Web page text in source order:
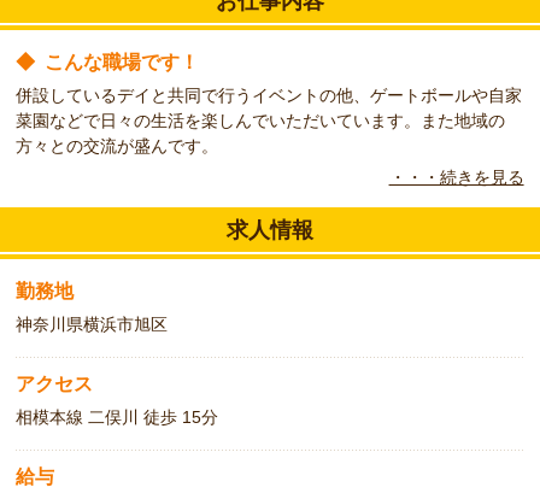
◆ こんな職場です！
併設しているデイと共同で行うイベントの他、ゲートボールや自家
菜園などで日々の生活を楽しんでいただいています。また地域の
方々との交流が盛んです。
フルタイム勤務可能な方歓迎！パートの方でも相談可です！ご希望
の勤務時間や日数をご相談ください。
・・・続きを見る
求人情報
勤務地
神奈川県横浜市旭区
アクセス
相模本線 二俣川 徒歩 15分
給与